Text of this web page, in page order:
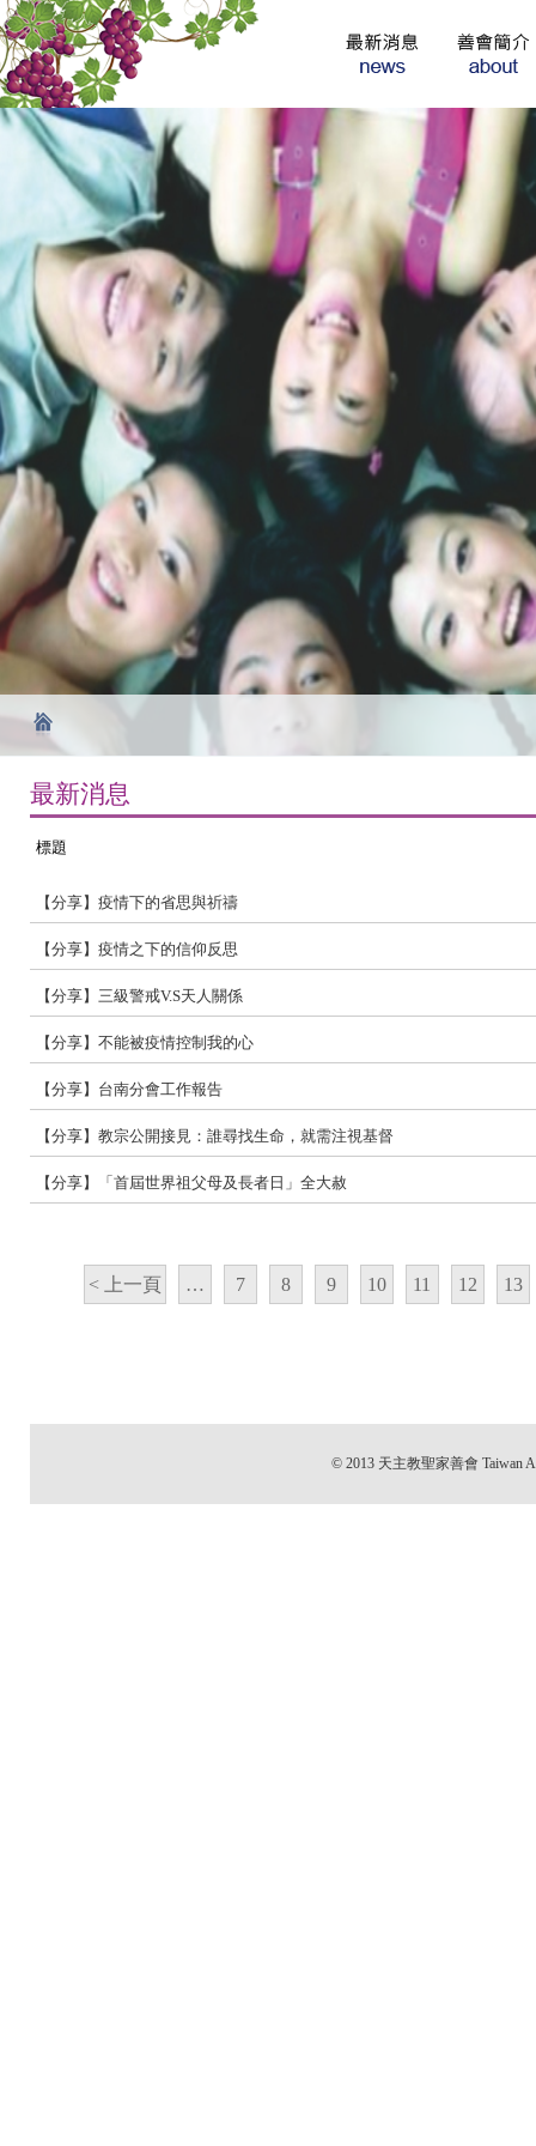
最新消息
標題
【分享】疫情下的省思與祈禱
【分享】疫情之下的信仰反思
【分享】三級警戒V.S天人關係
【分享】不能被疫情控制我的心
【分享】台南分會工作報告
【分享】教宗公開接見：誰尋找生命，就需注視基督
【分享】「首屆世界祖父母及長者日」全大赦
< 上一頁 … 7 8 9 10 11 12 13
© 2013 天主教聖家善會 Taiwan